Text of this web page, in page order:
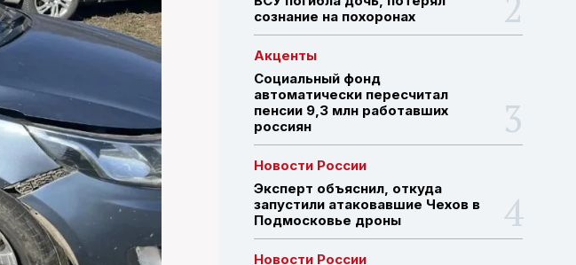
ПОИСК ПО САЙТУ
сознание на похоронах
Акценты
Социальный фонд
автоматически пересчитал
пенсии 9,3 млн работавших
россиян
Новости России
Эксперт объяснил, откуда
запустили атаковавшие Чехов в
Подмосковье дроны
Новости России